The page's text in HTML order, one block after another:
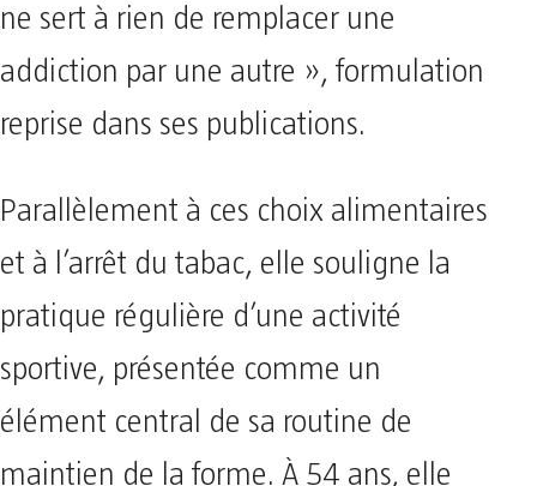
ne sert à rien de remplacer une
addiction par une autre », formulation
reprise dans ses publications.
Parallèlement à ces choix alimentaires
et à l’arrêt du tabac, elle souligne la
pratique régulière d’une activité
sportive, présentée comme un
élément central de sa routine de
maintien de la forme. À 54 ans, elle